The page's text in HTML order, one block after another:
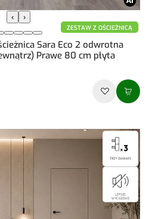
‹ ›
ZESTAW Z OŚCIEŻNICĄ
Sara Eco 2 odwrotna
Prawe 80 cm płyta